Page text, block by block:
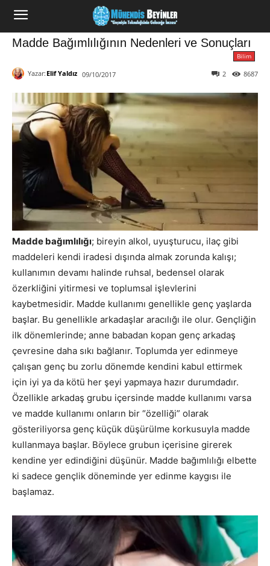
Madde Bağımlılığının Nedenleri ve Sonuçları
Bilim
Yazar: Elif Yaldız 09/10/2017 8687
2
Madde bağımlılığı; bireyin alkol, uyuşturucu, ilaç gibi
maddeleri kendi iradesi dışında almak zorunda kalışı;
kullanımın devamı halinde ruhsal, bedensel olarak
özerkliğini yitirmesi ve toplumsal işlevlerini
kaybetmesidir. Madde kullanımı genellikle genç yaşlarda
başlar. Bu genellikle arkadaşlar aracılığı ile olur. Gençliğin
ilk dönemlerinde; anne babadan kopan genç arkadaş
çevresine daha sıkı bağlanır. Toplumda yer edinmeye
çalışan genç bu zorlu dönemde kendini kabul ettirmek
için iyi ya da kötü her şeyi yapmaya hazır durumdadır.
Özellikle arkadaş grubu içersinde madde kullanımı varsa
ve madde kullanımı onların bir “özelliği” olarak
gösteriliyorsa genç küçük düşürülme korkusuyla madde
kullanmaya başlar. Böylece grubun içerisine girerek
kendine yer edindiğini düşünür. Madde bağımlılığı elbette
ki sadece gençlik döneminde yer edinme kaygısı ile
başlamaz.